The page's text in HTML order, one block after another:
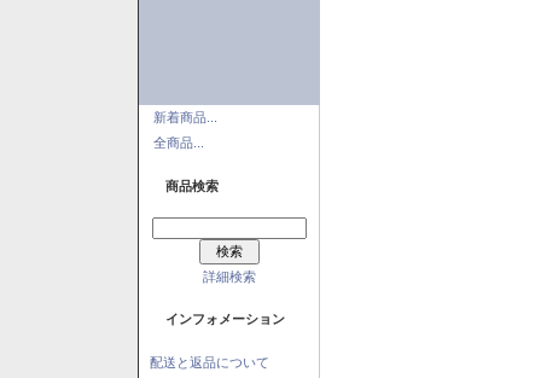
新着商品...
全商品...
商品検索
詳細検索
インフォメーション
配送と返品について